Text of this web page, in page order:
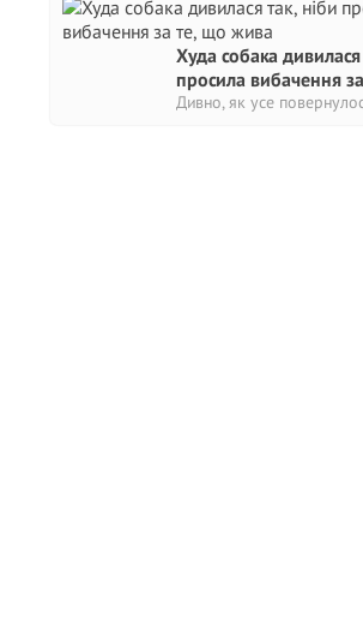
Худа собака дивилася
просила вибачення
Дивно, як усе